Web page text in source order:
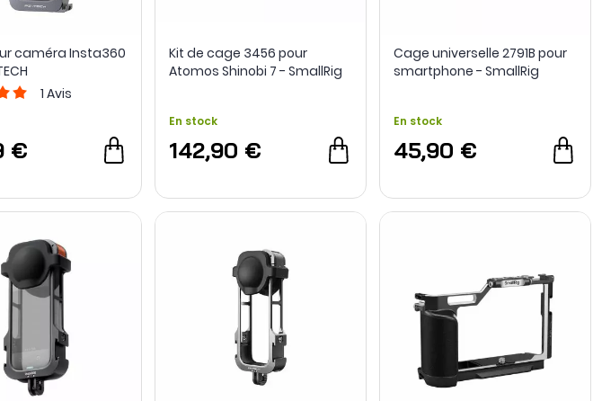
caméra Insta360
1 Avis
€
Kit de cage 3456 pour
Atomos Shinobi 7 - SmallRig
En stock
142,90 €
Cage universelle 2791B pour
smartphone - SmallRig
En stock
45,90 €